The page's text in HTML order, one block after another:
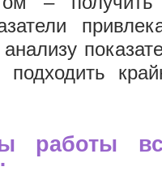
подходить
работы